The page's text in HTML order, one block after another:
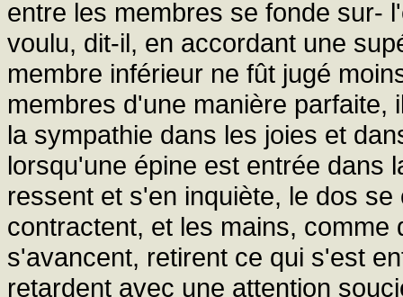
entre les membres se fonde sur-
voulu, dit-il, en accordant une
membre inférieur ne fût jugé
membres d'une manière parfaite,
la sympathie dans les joies et
lorsqu'une épine est entrée dans
ressent et s'en inquiète, le dos
contractent, et les mains,
s'avancent, retirent ce qui s'est
retardent avec une attention